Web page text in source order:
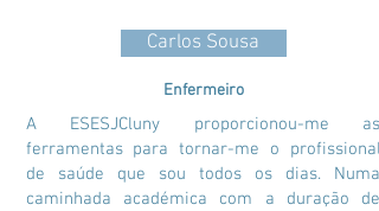
Carlos Sousa
Enfermeiro
A ESESJCluny proporcionou-me as
ferramentas para tornar-me o profissional
de saúde que sou todos os dias. Numa
caminhada académica com a duração de